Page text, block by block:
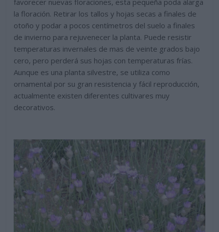
favorecer nuevas floraciones, esta pequeña poda alarga
la floración. Retirar los tallos y hojas secas a finales de
otoño y podar a pocos centímetros del suelo a finales
de invierno para rejuvenecer la planta. Puede resistir
temperaturas invernales de mas de veinte grados bajo
cero, pero perderá sus hojas con temperaturas frías.
Aunque es una planta silvestre, se utiliza como
ornamental por su gran resistencia y fácil reproducción,
actualmente existen diferentes cultivares muy
decorativos.